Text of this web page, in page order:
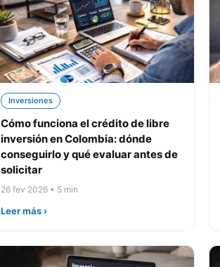
Inversiones
Cómo funciona el crédito de libre
inversión en Colombia: dónde
conseguirlo y qué evaluar antes de
solicitar
26 fev 2026 • 5 min
Leer más ›